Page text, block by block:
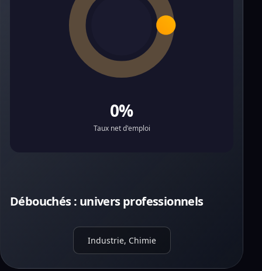
0%
Taux net d'emploi
Débouchés : univers professionnels
Industrie, Chimie